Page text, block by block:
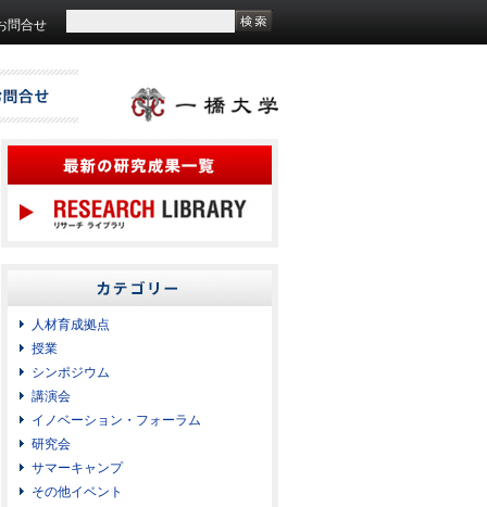
問合せ
人材育成拠点
授業
シンポジウム
講演会
イノベーション・フォーラム
研究会
サマーキャンプ
その他イベント